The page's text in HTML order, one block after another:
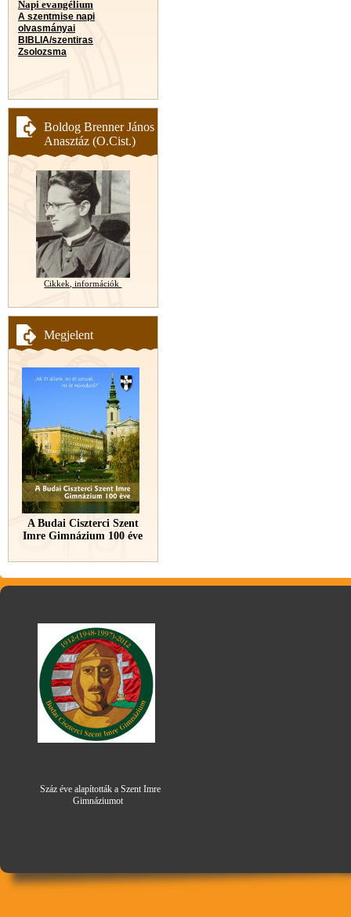
Napi evangélium
A szentmise napi
olvasmányai
BIBLIA/szentiras
Zsolozsma
Boldog Brenner János
Anasztáz (O.Cist.)
Cikkek, információk
Megjelent
A Budai Ciszterci Szent
Imre Gimnázium 100 éve
Száz éve alapították a Szent Imre
Gimnáziumot